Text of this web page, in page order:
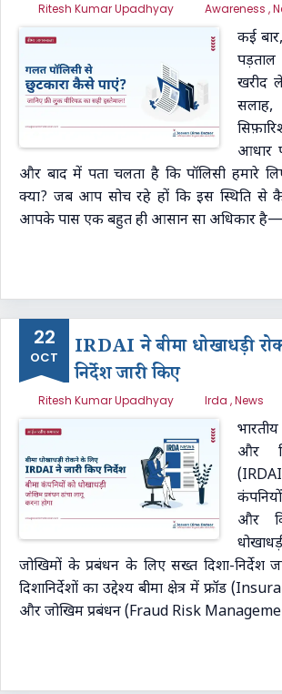
Ritesh Kumar Upadhyay Awareness ,
कई
पड़ताल
खरीद
आधार
और बाद में पता चलता है कि पॉलिसी हमारे
क्या? जब आप सोच रहे हों कि इस स्थिति से
आपके पास एक बहुत ही आसान सा अधिकार
22
OCT
IRDAI ने बीमा धोखाधड़ी
निर्देश जारी किए
Ritesh Kumar Upadhyay Irda ,News
और
और
जोखिमों के प्रबंधन के लिए सख्त दिशा-निर्देश
दिशानिर्देशों का उद्देश्य बीमा क्षेत्र में फ्रॉड
और जोखिम प्रबंधन (Fraud Risk